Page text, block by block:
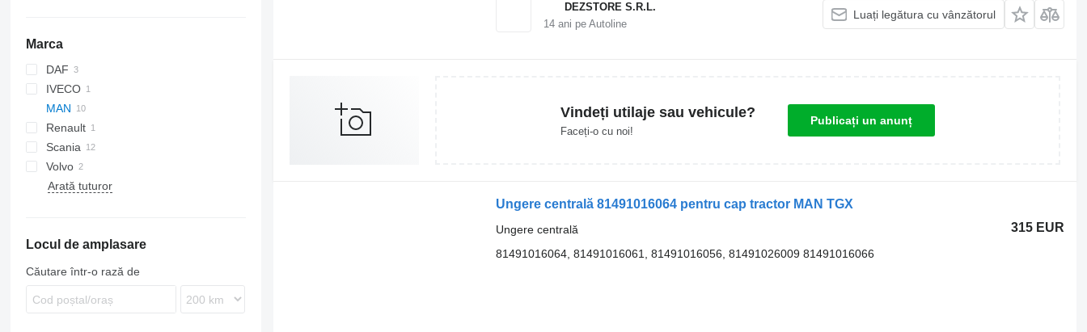
Marca
DAF
XF
IVECO
Eurotech
MAN
A-series
TGA
TGA 18
TGA 18.430
TGS
TGX
Renault
Premium
Scania
P-series
R-series
Volvo
FM
Arată tuturor
Locul de amplasare
Căutare într-o rază de
DEZSTORE S.R.L.
14ani pe Autoline
Luați legătura cu vânzătorul
Vindeți utilaje sau vehicule?
Faceți-o cu noi!
Publicați un anunț
Ungere centrală 81491016064 pentru cap tractor MAN TGX
315 EUR
Ungere centrală
81491016064, 81491016061, 81491016056, 81491026009 81491016066